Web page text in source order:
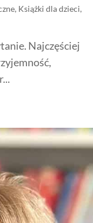
, Książki dla dzieci,
Najczęściej